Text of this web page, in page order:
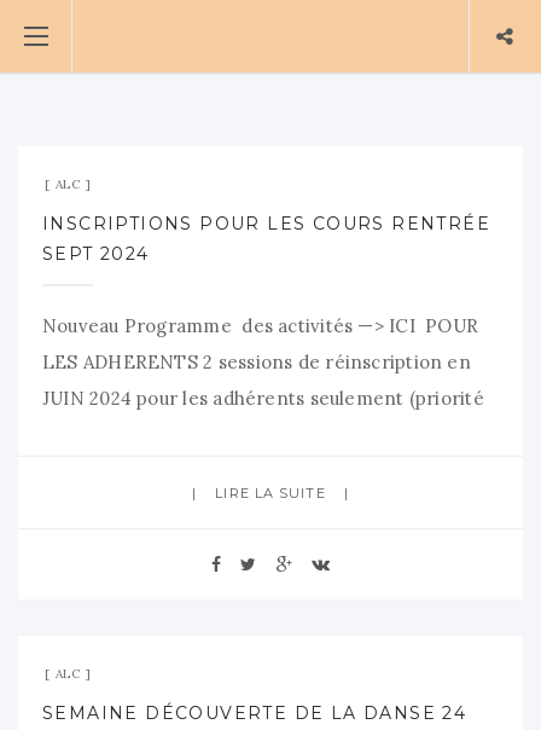
ALC
INSCRIPTIONS POUR LES COURS RENTRÉE
SEPT 2024
Nouveau Programme des activités —> ICI POUR
LES ADHERENTS 2 sessions de réinscription en
JUIN 2024 pour les adhérents seulement (priorité
Samedi 29/06 de 10h à 12h – Espace 1901- Salle
LIRE LA SUITE
ALC
SEMAINE DÉCOUVERTE DE LA DANSE 24